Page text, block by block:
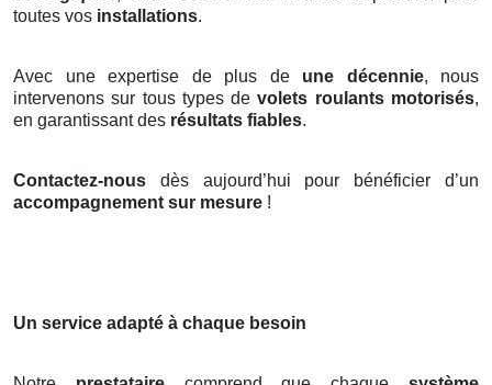
toutes vos installations.
Avec une expertise de plus de une décennie, nous
intervenons sur tous types devolets roulants motorisés,
en garantissant des résultats fiables.
Contactez-nous dès aujourd’hui pour bénéficier d’un
accompagnement sur mesure !
Un service adapté à chaque besoin